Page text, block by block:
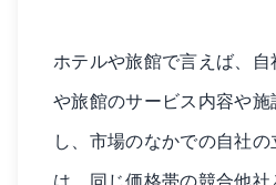
ホテルや旅館で言えば、
や旅館のサービス内容や
し、市場のなかでの自社